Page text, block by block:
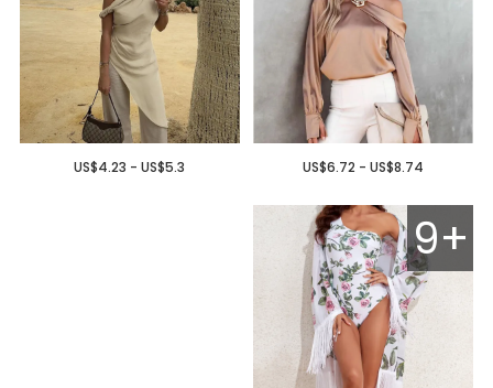
US$6.72 - US$8.74
US$4.23 - US$5.3
9+